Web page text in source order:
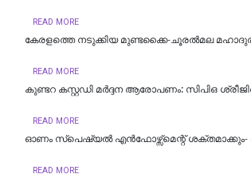
READ MORE
കേരളത്തെ നടുക്കിയ മുണ്ടക്കൈ-ചൂരല്‍മല
READ MORE
കുണ്ടറ കസ്റ്റഡി മര്‍ദ്ദന ആരോപണം: സിപിഒ
READ MORE
ഓണം സ്‌പെഷ്യൽ എൻഫോഴ്സ്മെന്റ് ശക്തമാക്കും-
READ MORE